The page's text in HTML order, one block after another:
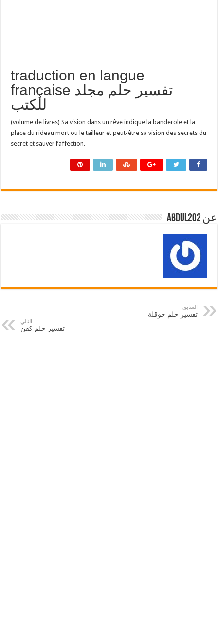
traduction en langue
française تفسير حلم مجلد
للكتب
(volume de livres) Sa vision dans un rêve indique la banderole et la
place du rideau mort ou le tailleur et peut-être sa vision des secrets du
secret et sauver l’affection.
عن abdul202
السابق
تفسير حلم حوقلة
التالي
تفسير حلم كفن